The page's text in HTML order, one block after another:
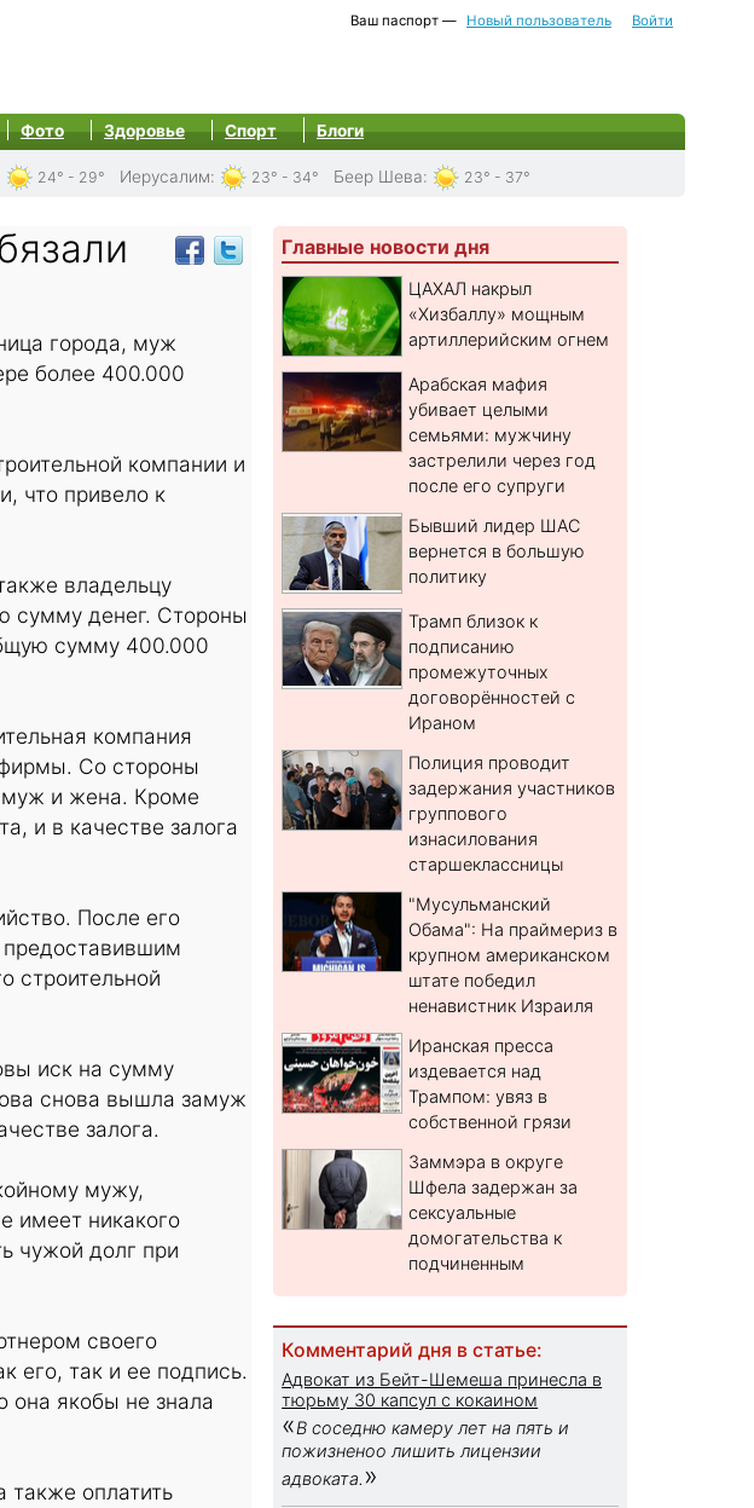
Ваш паспорт — Новый пользователь Войти
Фото Здоровье Спорт Блоги
24° - 29° Иерусалим: 23° - 34° Беер Шева: 23° - 37°
города, муж
более 400.000
компании и
что привело к
владельцу
сумму денег. Стороны
сумму 400.000
компания
фирмы. Со стороны
муж и жена. Кроме
и в качестве залога
После его
предоставившим
строительной
иск на сумму
снова вышла замуж
залога.
мужу,
имеет никакого
чужой долг при
своего
его, так и ее подпись.
она якобы не знала
также оплатить
Главные новости дня
ЦАХАЛ накрыл
«Хизбаллу» мощным
артиллерийским огнем
Арабская мафия
убивает целыми
семьями: мужчину
застрелили через год
после его супруги
Бывший лидер ШАС
вернется в большую
политику
Трамп близок к
подписанию
промежуточных
договорённостей с
Ираном
Полиция проводит
задержания участников
группового
изнасилования
старшеклассницы
"Мусульманский
Обама": На праймериз в
крупном американском
штате победил
ненавистник Израиля
Иранская пресса
издевается над
Трампом: увяз в
собственной грязи
Заммэра в округе
Шфела задержан за
сексуальные
домогательства к
подчиненным
Комментарий дня в статье:
Адвокат из Бейт-Шемеша принесла в
тюрьму 30 капсул с кокаином
«В соседню камеру лет на пять и
пожизненоо лишить лицензии
адвоката. »